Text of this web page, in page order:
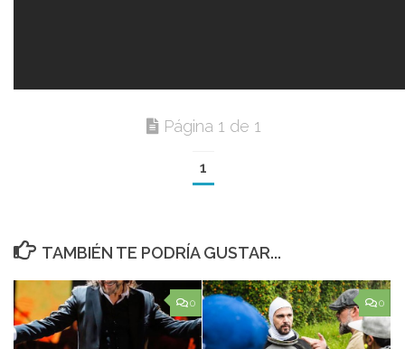
Página 1 de 1
1
TAMBIÉN TE PODRÍA GUSTAR...
0 0